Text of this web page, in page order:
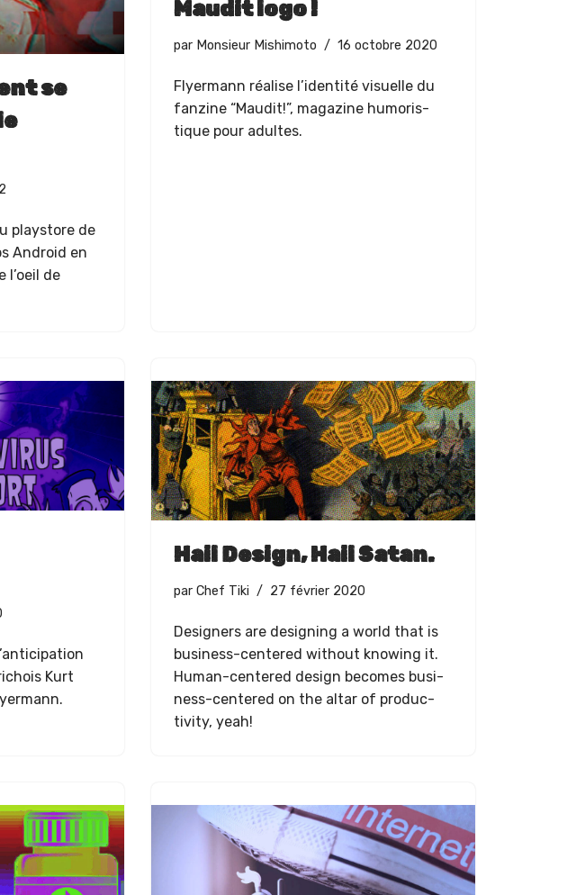
se
play­store de
Android en
l’oeil de
Maudit logo !
par Monsieur Mishimoto 16 octobre 2020
Fly­er­mann réalise l’i­den­tité visuelle du
fanzine “Mau­dit!”, mag­a­zine humoris­
tique pour adultes.
Kurt
Hail Design, Hail Satan.
par Chef Tiki 27 février 2020
Design­ers are design­ing a world that is
busi­ness-cen­tered with­out know­ing it.
Human-cen­tered design becomes busi­
ness-cen­tered on the altar of pro­duc­
tiv­i­ty, yeah!